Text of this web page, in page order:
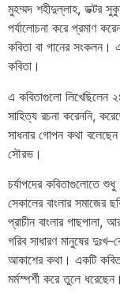
মুহম্মদ শহীদুল্লাহ, ডক্টর
পর্যালোচনা করে প্রমাণ
কবিতা বা গানের সংকলন।
কবিতা।
এ কবিতাগুলো লিখেছিলেন
সাহিত্য রচনা করেননি,
সাধনার গোপন কথা
সৌরভ।
চর্যাপদের কবিতাগুলোতে শুধু
সেকালের বাংলার সমাজের
প্রাচীন বাংলার গাছপালা,
গরিব সাধারণ মানুষের দুঃখ–
আকাশের কথা। একটি
মর্মস্পর্শী করে তুলে ধরেছেন।